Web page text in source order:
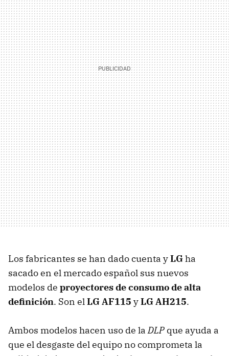
Los fabricantes se han dado cuenta yLGha
sacado en el mercado español sus nuevos
modelos de proyectores de consumo de alta
definición. Son elLG AF115 yLG AH215.
Ambos modelos hacen uso de laDLP que ayuda a
que el desgaste del equipo no comprometa la